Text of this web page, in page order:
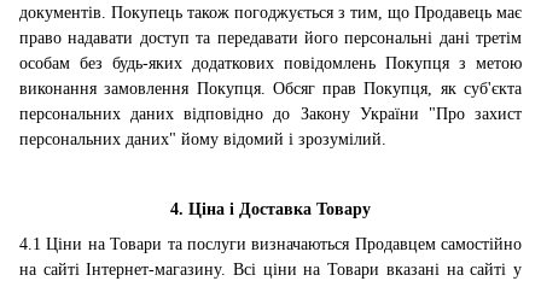
документів. Покупець також погоджується з тим, що Продавець має
право надавати доступ та передавати його персональні дані третім
особам без будь-яких додаткових повідомлень Покупця з метою
виконання замовлення Покупця. Обсяг прав Покупця, як суб'єкта
персональних даних відповідно до Закону України "Про захист
персональних даних" йому відомий і зрозумілий.
4. Ціна і Доставка Товару
4.1 Ціни на Товари та послуги визначаються Продавцем самостійно
на сайті Інтернет-магазину. Всі ціни на Товари вказані на сайті у